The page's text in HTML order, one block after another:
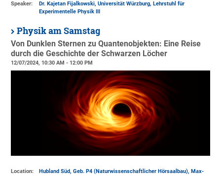
Speaker:
Dr. Kajetan Fijalkowski, Universität Würzburg, Lehrstuhl für
Experimentelle Physik III
Physik am Samstag
Von Dunklen Sternen zu Quantenobjekten: Eine Reise
durch die Geschichte der Schwarzen Löcher
12/07/2024, 10:30 AM - 12:00 PM
Location: Hubland Süd, Geb. P4 (Naturwissenschaftlicher Hörsaalbau), Max-